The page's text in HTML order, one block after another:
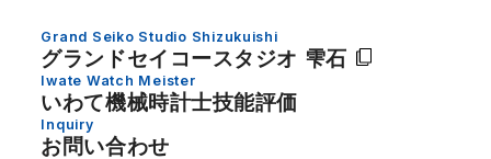
Grand Seiko Studio Shizukuishi
グランドセイコースタジオ 雫石
Iwate Watch Meister
いわて機械時計士技能評価
Inquiry
お問い合わせ